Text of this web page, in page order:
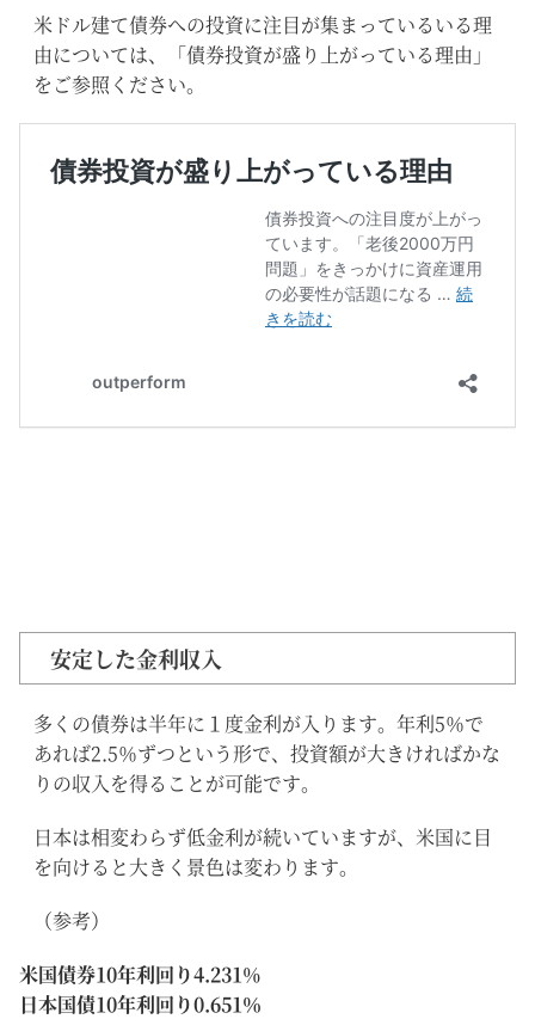
米ドル建て債券への投資に注目が集まっているいる理
由については、「債券投資が盛り上がっている理由」
をご参照ください。
安定した金利収入
多くの債券は半年に１度金利が入ります。年利5％で
あれば2.5％ずつという形で、投資額が大きければかな
りの収入を得ることが可能です。
日本は相変わらず低金利が続いていますが、米国に目
を向けると大きく景色は変わります。
（参考）
米国債券10年利回り4.231%
日本国債10年利回り0.651％